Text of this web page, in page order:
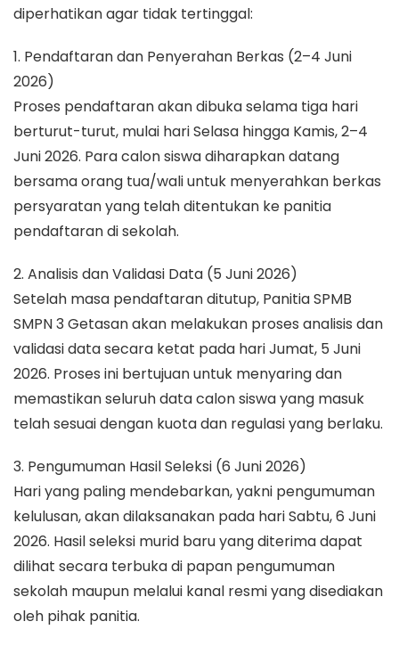
diperhatikan agar tidak tertinggal:
1. Pendaftaran dan Penyerahan Berkas (2–4 Juni
2026)
Proses pendaftaran akan dibuka selama tiga hari
berturut-turut, mulai hari Selasa hingga Kamis, 2–4
Juni 2026. Para calon siswa diharapkan datang
bersama orang tua/wali untuk menyerahkan berkas
persyaratan yang telah ditentukan ke panitia
pendaftaran di sekolah.
2. Analisis dan Validasi Data (5 Juni 2026)
Setelah masa pendaftaran ditutup, Panitia SPMB
SMPN 3 Getasan akan melakukan proses analisis dan
validasi data secara ketat pada hari Jumat, 5 Juni
2026. Proses ini bertujuan untuk menyaring dan
memastikan seluruh data calon siswa yang masuk
telah sesuai dengan kuota dan regulasi yang berlaku.
3. Pengumuman Hasil Seleksi (6 Juni 2026)
Hari yang paling mendebarkan, yakni pengumuman
kelulusan, akan dilaksanakan pada hari Sabtu, 6 Juni
2026. Hasil seleksi murid baru yang diterima dapat
dilihat secara terbuka di papan pengumuman
sekolah maupun melalui kanal resmi yang disediakan
oleh pihak panitia.